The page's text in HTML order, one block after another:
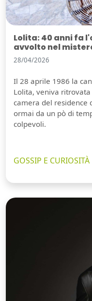
Lolita: 40 anni fa
avvolto nel
28/04/2026
Il 28 aprile 1986 la
Lolita, veniva
camera del residence
ormai da un pò di
colpevoli.
GOSSIP E CURIOSITÀ